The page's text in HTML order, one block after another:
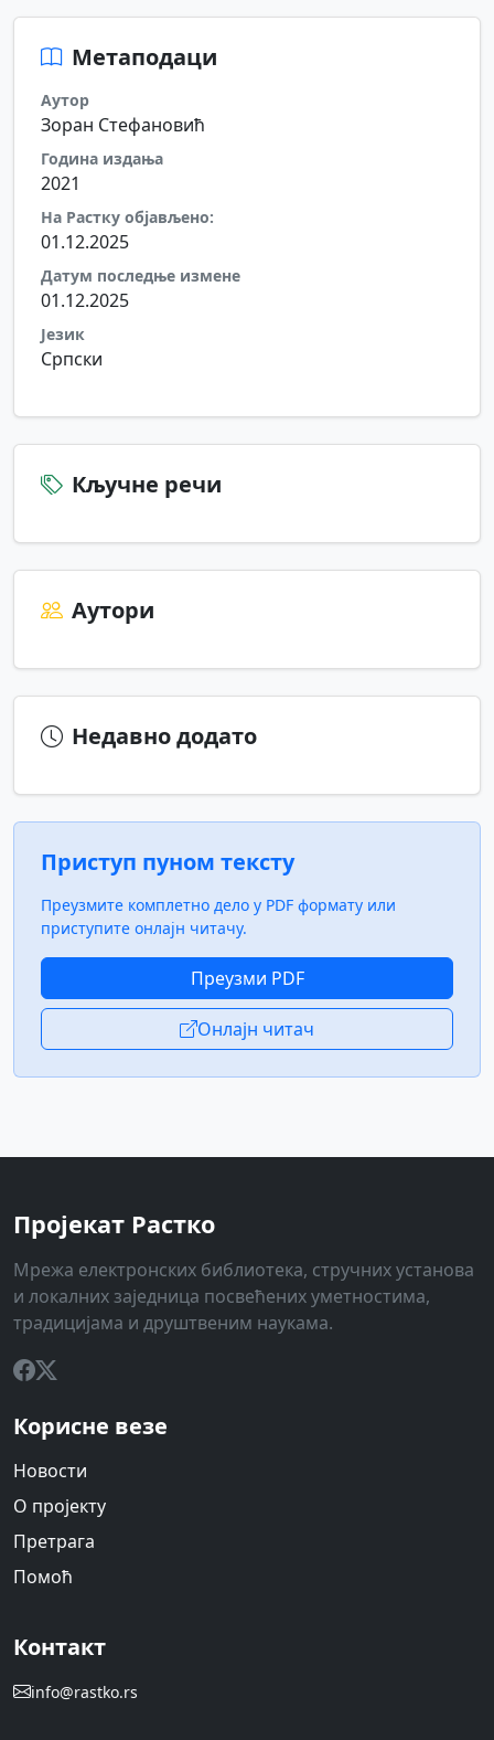
Метаподаци
Аутор
Зоран Стефановић
Година издања
2021
На Растку објављено:
01.12.2025
Датум последње измене
01.12.2025
Језик
Српски
Кључне речи
Аутори
Недавно додато
Приступ пуном тексту
Преузмите комплетно дело у PDF формату или
приступите онлајн читачу.
Преузми PDF
Онлајн читач
Пројекат Растко
Мрежа електронских библиотека, стручних установа
и локалних заједница посвећених уметностима,
традицијама и друштвеним наукама.
Корисне везе
Новости
О пројекту
Претрага
Помоћ
Контакт
info@rastko.rs